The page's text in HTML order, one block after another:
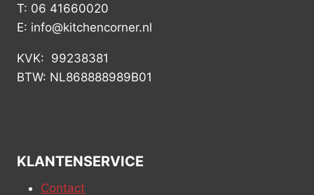
T: 06 41660020
E: info@kitchencorner.nl
KVK: 99238381
BTW: NL868888989B01
KLANTENSERVICE
Contact